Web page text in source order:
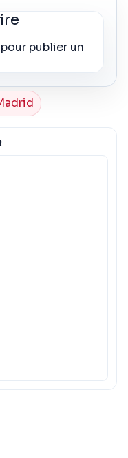
pour publier un